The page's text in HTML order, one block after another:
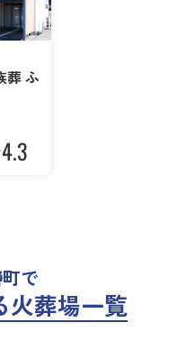
葬 ふ
4.3
で
火葬場一覧